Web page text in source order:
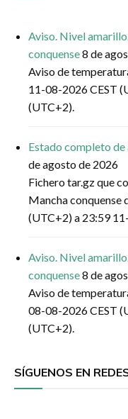
Aviso. Nivel
conquense8 de
Aviso de
11-08-2026 CEST
(UTC+2).
Estado completo de
de agosto de 2026
Fichero tar.gz que
Mancha conquense
(UTC+2) a 23:59
Aviso. Nivel
conquense8 de
Aviso de
08-08-2026 CEST
(UTC+2).
SÍGUENOS EN